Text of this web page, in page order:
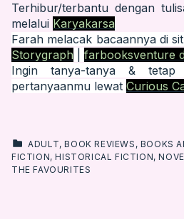
Terhibur/terbantu dengan
melalui Karyakarsa
Farah melacak bacaannya di
Storygraph
farbooksventure
Ingin tanya-tanya & tetap
pertanyaanmu lewat Curious
CATEGORIZED IN:
ADULT,BOOK REVIEWS , BOOKS
FICTION,HISTORICAL FICTION,
THE FAVOURITES